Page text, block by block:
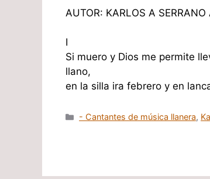
AUTOR: KARLOS A SERRANO
I
Si muero y Dios me permite
llano,
en la silla ira febrero y en
Categorías
- Cantantes de música llanera,